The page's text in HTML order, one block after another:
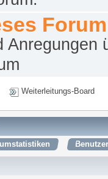
Forum
Anregungen
Weiterleitungs-Board